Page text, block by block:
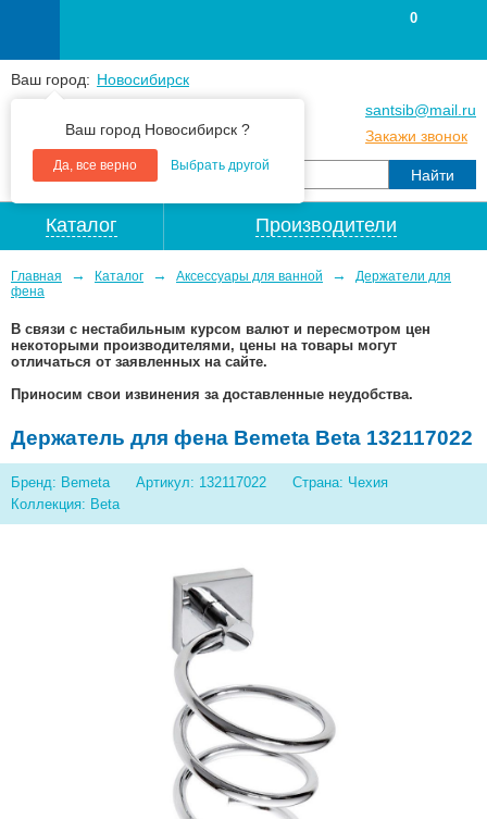
Ваш город: Новосибирск
Ваш город Новосибирск ?
Да, все верно Выбрать другой
+7(383) 213 79 30
santsib@mail.ru
Закажи звонок
0
Каталог Производители
Главная → Каталог → Аксессуары для ванной →
Держатели для
фена
В связи с нестабильным курсом валют и пересмотром цен
некоторыми производителями, цены на товары могут
отличаться от заявленных на сайте.
Приносим свои извинения за доставленные неудобства.
Держатель для фена Bemeta Beta 132117022
Бренд: Bemeta Артикул: 132117022
Страна: Чехия
Коллекция: Beta